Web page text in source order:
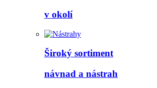
v okolí
Široký sortiment
návnad a nástrah